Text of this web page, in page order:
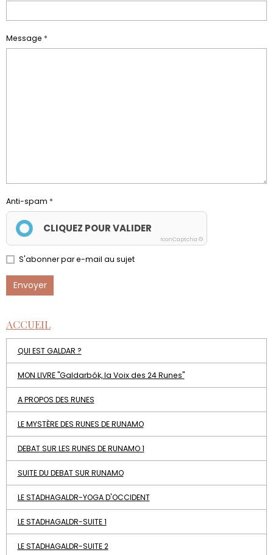
Message
Anti-spam
CLIQUEZ POUR VALIDER
IconCaptcha ©
S'abonner par e-mail au sujet
Envoyer
ACCUEIL
QUI EST GALDAR ?
MON LIVRE "Galdarbók, la Voix des 24 Runes"
A PROPOS DES RUNES
LE MYSTÈRE DES RUNES DE RUNAMO
DEBAT SUR LES RUNES DE RUNAMO 1
SUITE DU DEBAT SUR RUNAMO
LE STADHAGALDR-YOGA D'OCCIDENT
LE STADHAGALDR-SUITE 1
LE STADHAGALDR-SUITE 2